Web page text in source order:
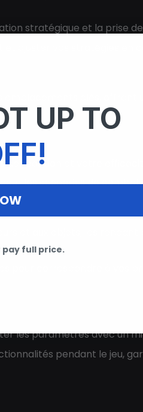
stratégique et la prise
et ajuster vos stratégies en
emplacements clés,
de réaction et votre
les scénarios de combat
et aux objets, les rendant
pour correspondre à vos
les paramètres avec un
pendant le jeu,
UP TO
full price.